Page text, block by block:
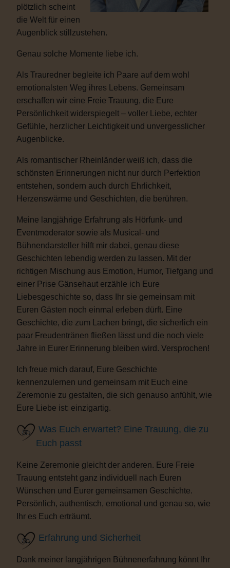
plötzlich scheint
die Welt für einen
Augenblick stillzustehen.
Genau solche Momente liebe ich.
Als Trauredner begleite ich Paare auf dem wohl
emotionalsten Weg ihres Lebens. Gemeinsam
erschaffen wir eine Freie Trauung, die Eure
Persönlichkeit widerspiegelt – voller Liebe, echter
Gefühle, herzlicher Leichtigkeit und unvergesslicher
Augenblicke.
Als romantischer Rheinländer weiß ich, dass die
schönsten Erinnerungen nicht nur durch Perfektion
entstehen, sondern auch durch Ehrlichkeit,
Herzenswärme und Geschichten, die berühren.
Meine langjährige Erfahrung als Hörfunk- und
Eventmoderator sowie als Musical- und
Bühnendarsteller hilft mir dabei, genau diese
Geschichten lebendig werden zu lassen. Mit der
richtigen Mischung aus Emotion, Humor, Tiefgang und
einer Prise Gänsehaut erzähle ich Eure
Liebesgeschichte so, dass Ihr sie gemeinsam mit
Euren Gästen noch einmal erleben dürft. Eine
Geschichte, die zum Lachen bringt, die sicherlich ein
paar Freudentränen fließen lässt und die noch viele
Jahre in Eurer Erinnerung bleiben wird. Versprochen!
Ich freue mich darauf, Eure Geschichte
kennenzulernen und gemeinsam mit Euch eine
Zeremonie zu gestalten, die sich genauso anfühlt, wie
Eure Liebe ist: einzigartig.
Was Euch erwartet? Eine Trauung, die zu
Euch passt
Keine Zeremonie gleicht der anderen. Eure Freie
Trauung entsteht ganz individuell nach Euren
Wünschen und Eurer gemeinsamen Geschichte.
Persönlich, authentisch, emotional und genau so, wie
Ihr es Euch erträumt.
Erfahrung und Sicherheit
Dank meiner langjährigen Bühnenerfahrung könnt Ihr